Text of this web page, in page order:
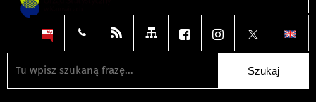
czarnymczarnymżółtym